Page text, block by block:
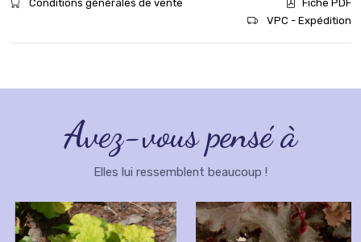
Conditions générales de vente
Fiche PDF
VPC - Expédition
Avez-vous pensé à
Elles lui ressemblent beaucoup !